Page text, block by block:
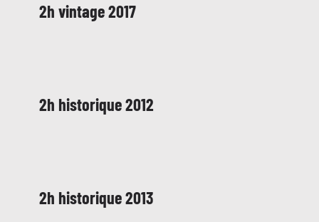
2h vintage 2017
2h historique 2012
2h historique 2013